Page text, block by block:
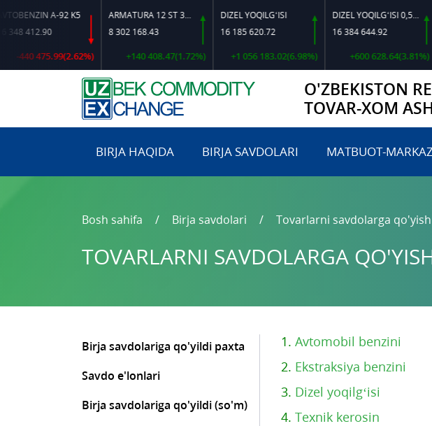
A-92 K5
475.99(2.62%)
ARMATURA 12 ST 35 GS O‘LCHAMLI
8 302 168.43
+140 408.47(1.72%)
DIZEL YOQILG‘ISI
16 185 620.72
+1 056 183.02(6.98%)
DIZEL YOQILG‘ISI 0,5-40
16 384 644.92
+600 628.64(3.81%)
16
+2
O'ZBEKISTON
TOVAR-XOM
BIRJA HAQIDA BIRJA SAVDOLARI MATBUOT-
Bosh sahifa Birja savdolari Tovarlarni savdolarga
TOVARLARNI SAVDOLARGA
Birja savdolariga qo'yildi paxta
Savdo e'lonlari
Birja savdolariga qo'yildi (so'm)
1. Avtomobil benzini
2. Ekstraksiya benzini
3. Dizel yoqilg‘isi
4. Texnik kerosin